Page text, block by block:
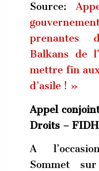
Source:
prenantes
Balkans de
mettre fin
d’asile ! »
Appel
Droits – FIDH
A
Sommet